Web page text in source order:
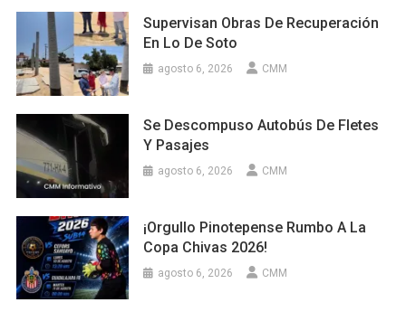
Supervisan Obras De Recuperación
En Lo De Soto
agosto 6, 2026 CMM
Se Descompuso Autobús De Fletes
Y Pasajes
agosto 6, 2026 CMM
¡Orgullo Pinotepense Rumbo A La
Copa Chivas 2026!
agosto 6, 2026 CMM